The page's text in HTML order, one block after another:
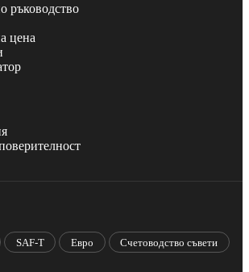
ръководство
цена
SAF-T Евро
Счетоводство съвети